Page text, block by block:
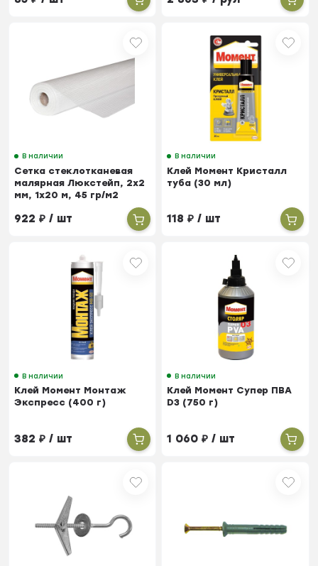
В наличии
Сетка стеклотканевая
малярная Люкстейп, 2х2
мм, 1х20 м, 45 гр/м2
922₽ / шт
В наличии
Клей Момент Кристалл
туба (30 мл)
118₽ / шт
В наличии
Клей Момент Монтаж
Экспресс (400 г)
382₽ / шт
В наличии
Клей Момент Супер ПВА
D3 (750 г)
1 060₽ / шт